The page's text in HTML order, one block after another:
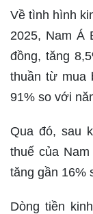
Về tình hình
2025, Nam Á
đồng, tăng
thuần từ mua
91% so với
Qua đó, sau
thuế của
tăng gần 16%
Dòng tiền